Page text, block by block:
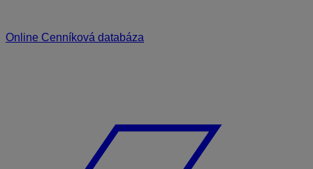
Online Cenníková databáza